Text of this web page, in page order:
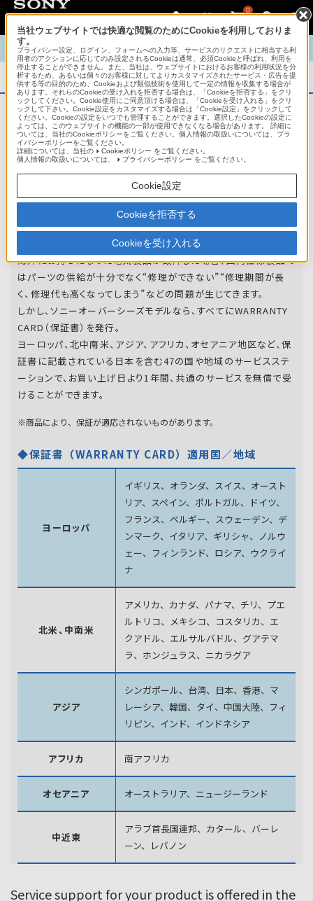
0
TOP 商品概要 商品情報 English 中文
商品概要
アフターサービス
オーバーシーズモデルは、いろいろな国
地域で共通の保証を実施しています。
世界47の国や地域で共通の保証サービスを実施し
ています。
海外にお持ちになった電気製品が故障した場合、国内仕様製品で
はパーツの供給が十分でなく“修理ができない”“修理期間が長
く、修理代も高くなってしまう”などの問題が生じてきます。
しかし、ソニーオーバーシーズモデルなら、すべてにWARRANTY
CARD（保証書）を発行。
ヨーロッパ、北中南米、アジア、アフリカ、オセアニア地区など、保
証書に記載されている日本を含む47の国や地域のサービスステ
ーションで、お買い上げ日より1年間、共通のサービスを無償で受
けることができます。
※商品により、保証が適応されないものがあります。
◆保証書（WARRANTY CARD）適用国／地域
ヨーロッパ
イギリス、オランダ、スイス、オースト
リア、スペイン、 ポルトガル、ドイツ、
フランス、ベルギー、スウェーデン、 デ
ンマーク、イタリア、ギリシャ、ノルウ
ェー、フィンランド、 ロシア、ウクライ
ナ
北米、中南米
アメリカ、カナダ、パナマ、チリ、プエ
ルトリコ、メキシコ、 コスタリカ、エ
クアドル、エルサルバドル、グアテマ
ラ、 ホンジュラス、ニカラグア
アジア
シンガポール、台湾、日本、香港、マ
レーシア、韓国、 タイ、中国大陸、フィ
リピン、インド、インドネシア
アフリカ 南アフリカ
オセアニア オーストラリア、ニュージーランド
中近東
アラブ首長国連邦、カタール、バーレ
ーン、レバノン
Service support for your product is offered in the
当社ウェブサイトでは快適な閲覧のためにCookieを利用しておりま
す。
プライバシー設定、ログイン、フォームへの入力等、サービスのリクエストに相当する利
用者のアクションに応じてのみ設定されるCookieは通常、必須Cookieと呼ばれ、利用を
停止することができません。また、当社は、ウェブサイトにおけるお客様の利用状況を分
析するため、あるいは個々のお客様に対してよりカスタマイズされたサービス・広告を提
供する等の目的のため、Cookieおよび類似技術を使用して一定の情報を収集する場合が
あります。それらのCookieの受け入れを拒否する場合は、「Cookieを拒否する」をクリ
ックしてください。Cookie使用にご同意頂ける場合は、「Cookieを受け入れる」をクリ
ックして下さい。Cookie設定をカスタマイズする場合は「Cookie設定」をクリックして
ください。Cookieの設定をいつでも管理することができます。選択したCookieの設定に
よっては、このウェブサイトの機能の一部が使用できなくなる場合があります。 詳細に
ついては、当社のCookieポリシーをご覧ください。個人情報の取扱いについては、プラ
イバシーポリシーをご覧ください。
詳細については、当社の
Cookieポリシー をご覧ください。
個人情報の取扱いについては、
プライバシーポリシー をご覧ください。
Cookie設定
Cookieを拒否する
Cookieを受け入れる